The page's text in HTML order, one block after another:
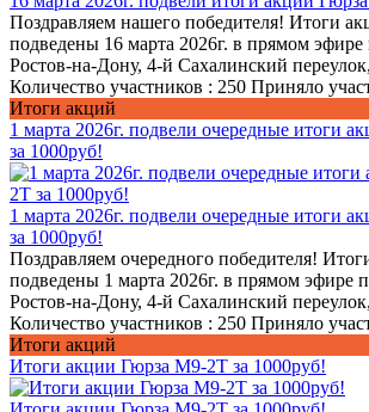
Поздравляем нашего победителя! Итоги
подведены 16 марта 2026г. в прямом эфире
Ростов-на-Дону, 4-й Сахалинский
Количество участников : 250 Приняло
Итоги акций
1 марта 2026г. подвели очередные итоги
за 1000руб!
1 марта 2026г. подвели очередные итоги
за 1000руб!
Поздравляем очередного победителя!
подведены 1 марта 2026г. в прямом эфире
Ростов-на-Дону, 4-й Сахалинский
Количество участников : 250 Приняло
Итоги акций
Итоги акции Гюрза М9-2Т за 1000руб!